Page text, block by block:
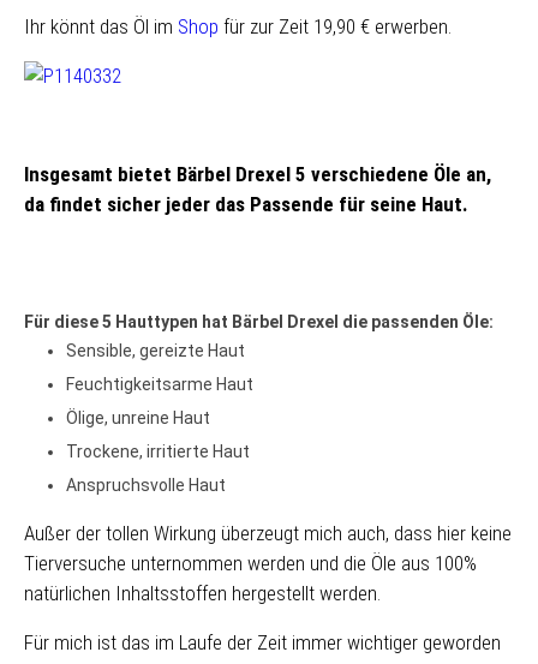
Ihr könnt das Öl im Shop für zur Zeit 19,90 € erwerben.
Insgesamt bietet Bärbel Drexel 5 verschiedene Öle an,
da findet sicher jeder das Passende für seine Haut.
Für diese 5 Hauttypen hat Bärbel Drexel die passenden Öle:
Sensible, gereizte Haut
Feuchtigkeitsarme Haut
Ölige, unreine Haut
Trockene, irritierte Haut
Anspruchsvolle Haut
Außer der tollen Wirkung überzeugt mich auch, dass hier keine
Tierversuche unternommen werden und die Öle aus 100%
natürlichen Inhaltsstoffen hergestellt werden.
Für mich ist das im Laufe der Zeit immer wichtiger geworden